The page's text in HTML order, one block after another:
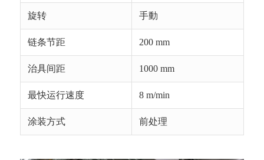
旋转 手動
链条节距 200 mm
治具间距 1000 mm
最快运行速度 8 m/min
涂装方式 前处理